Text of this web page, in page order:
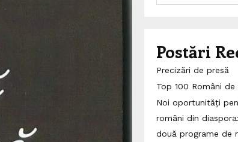
Postări
Precizări de presă
Top 100 Români
Noi oportunități
români din
două programe de